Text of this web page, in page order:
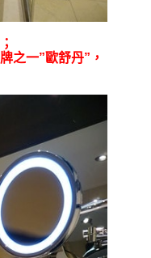
之一”歐舒丹”，